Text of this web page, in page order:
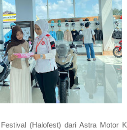
(Halofest) dari Astra Motor